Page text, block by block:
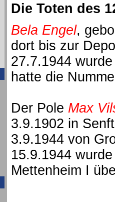
Die Toten des
Bela Engel,
dort bis zur
27.7.1944
hatte die
Der Pole Max
3.9.1902 in
3.9.1944 von
15.9.1944
Mettenheim I